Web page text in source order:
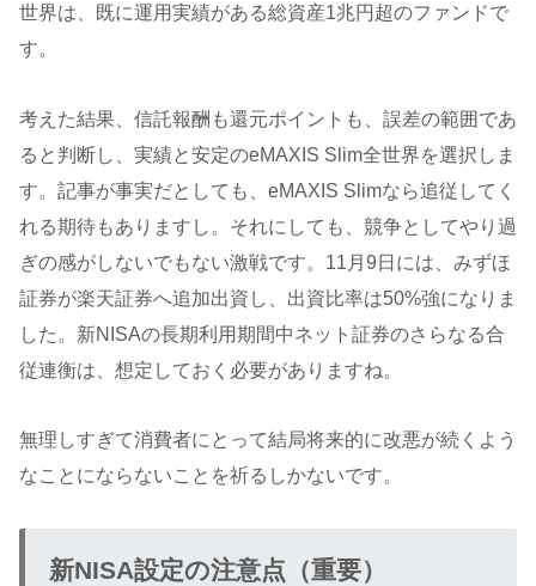
世界は、既に運用実績がある総資産1兆円超のファンドで
す。
考えた結果、信託報酬も還元ポイントも、誤差の範囲であ
ると判断し、実績と安定のeMAXIS Slim全世界を選択しま
す。記事が事実だとしても、eMAXIS Slimなら追従してく
れる期待もありますし。それにしても、競争としてやり過
ぎの感がしないでもない激戦です。11月9日には、みずほ
証券が楽天証券へ追加出資し、出資比率は50%強になりま
した。新NISAの長期利用期間中ネット証券のさらなる合
従連衡は、想定しておく必要がありますね。
無理しすぎて消費者にとって結局将来的に改悪が続くよう
なことにならないことを祈るしかないです。
新NISA設定の注意点（重要）